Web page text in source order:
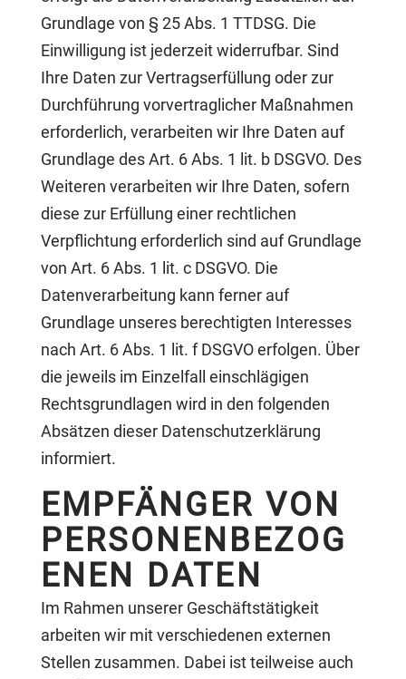
Grundlage von § 25 Abs. 1 TTDSG. Die
Einwilligung ist jederzeit widerrufbar. Sind
Ihre Daten zur Vertragserfüllung oder zur
Durchführung vorvertraglicher Maßnahmen
erforderlich, verarbeiten wir Ihre Daten auf
Grundlage des Art. 6 Abs. 1 lit. b DSGVO. Des
Weiteren verarbeiten wir Ihre Daten, sofern
diese zur Erfüllung einer rechtlichen
Verpflichtung erforderlich sind auf Grundlage
von Art. 6 Abs. 1 lit. c DSGVO. Die
Datenverarbeitung kann ferner auf
Grundlage unseres berechtigten Interesses
nach Art. 6 Abs. 1 lit. f DSGVO erfolgen. Über
die jeweils im Einzelfall einschlägigen
Rechtsgrundlagen wird in den folgenden
Absätzen dieser Datenschutzerklärung
informiert.
EMPFÄNGER VON
PERSONENBEZOG
ENEN DATEN
Im Rahmen unserer Geschäftstätigkeit
arbeiten wir mit verschiedenen externen
Stellen zusammen. Dabei ist teilweise auch